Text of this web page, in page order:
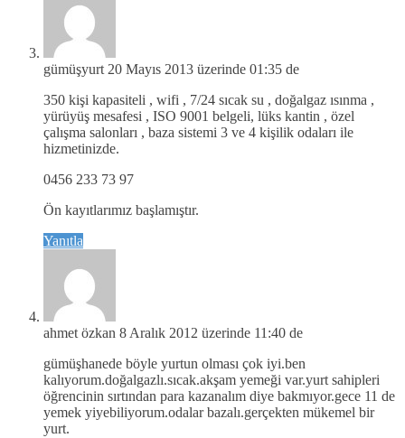
gümüşyurt 20 Mayıs 2013 üzerinde 01:35 de
350 kişi kapasiteli , wifi , 7/24 sıcak su , doğalgaz ısınma ,
yürüyüş mesafesi , ISO 9001 belgeli, lüks kantin , özel
çalışma salonları , baza sistemi 3 ve 4 kişilik odaları ile
hizmetinizde.
0456 233 73 97
Ön kayıtlarımız başlamıştır.
Yanıtla
ahmet özkan 8 Aralık 2012 üzerinde 11:40 de
gümüşhanede böyle yurtun olması çok iyi.ben
kalıyorum.doğalgazlı.sıcak.akşam yemeği var.yurt sahipleri
öğrencinin sırtından para kazanalım diye bakmıyor.gece 11 de
yemek yiyebiliyorum.odalar bazalı.gerçekten mükemel bir
yurt.